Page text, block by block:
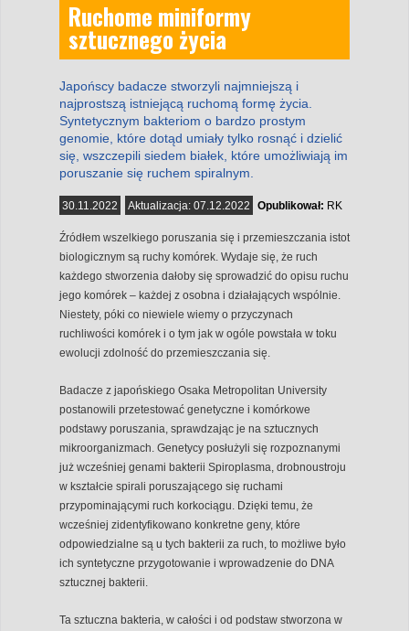
Ruchome miniformy
sztucznego życia
Japońscy badacze stworzyli najmniejszą i
najprostszą istniejącą ruchomą formę życia.
Syntetycznym bakteriom o bardzo prostym
genomie, które dotąd umiały tylko rosnąć i dzielić
się, wszczepili siedem białek, które umożliwiają im
poruszanie się ruchem spiralnym.
30.11.2022 Aktualizacja: 07.12.2022 Opublikował: RK
Źródłem wszelkiego poruszania się i przemieszczania istot
biologicznym są ruchy komórek. Wydaje się, że ruch
każdego stworzenia dałoby się sprowadzić do opisu ruchu
jego komórek – każdej z osobna i działających wspólnie.
Niestety, póki co niewiele wiemy o przyczynach
ruchliwości komórek i o tym jak w ogóle powstała w toku
ewolucji zdolność do przemieszczania się.
Badacze z japońskiego Osaka Metropolitan University
postanowili przetestować genetyczne i komórkowe
podstawy poruszania, sprawdzając je na sztucznych
mikroorganizmach. Genetycy posłużyli się rozpoznanymi
już wcześniej genami bakterii Spiroplasma, drobnoustroju
w kształcie spirali poruszającego się ruchami
przypominającymi ruch korkociągu. Dzięki temu, że
wcześniej zidentyfikowano konkretne geny, które
odpowiedzialne są u tych bakterii za ruch, to możliwe było
ich syntetyczne przygotowanie i wprowadzenie do DNA
sztucznej bakterii.
Ta sztuczna bakteria, w całości i od podstaw stworzona w